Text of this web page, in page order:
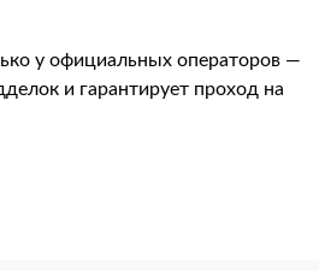
у официальных операторов —
и гарантирует проход на